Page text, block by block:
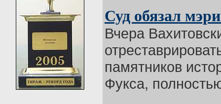
Суд обязал
Вчера
памятников
Фукса,